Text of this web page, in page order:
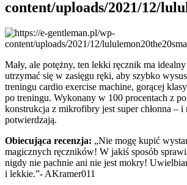
content/uploads/2021/12/
Mały, ale potężny, ten lekki ręcznik ma
utrzymać się w zasięgu ręki, aby szybko
treningu cardio exercise machine, gorącej
po treningu. Wykonany w 100 procentach z
konstrukcja z mikrofibry jest super chłonna –
potwierdzają.
Obiecująca recenzja: „Nie mogę kupić
magicznych ręczników! W jakiś sposób
nigdy nie pachnie ani nie jest mokry!
i lekkie.”- AKramer011